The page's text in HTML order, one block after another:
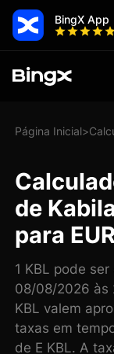
BingX App
Página Inicial>
de
para EUR
1 KBL pode
08/08/2026 às
KBL valem
taxas em
de E KBL. A